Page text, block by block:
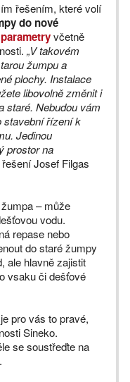
řešením, které volí
do nové
včetně
„V takovém
žumpu a
plochy. Instalace
libovolně změnit i
staré. Nebudou vám
stavební řízení k
Jedinou
prostor na
Josef Filgas
– může
vodu.
repase nebo
do staré žumpy
ale hlavně zajistit
vsaku či dešťové
pro vás to pravé,
Sineko.
se soustřeďte na